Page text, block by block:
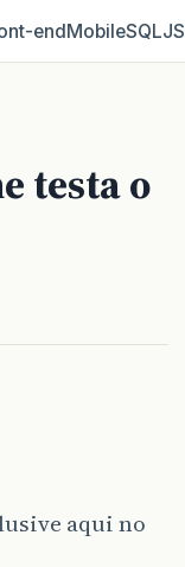
MobileSQLJS
testa o
aqui no